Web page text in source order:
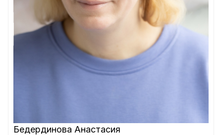
Бедердинова Анастасия